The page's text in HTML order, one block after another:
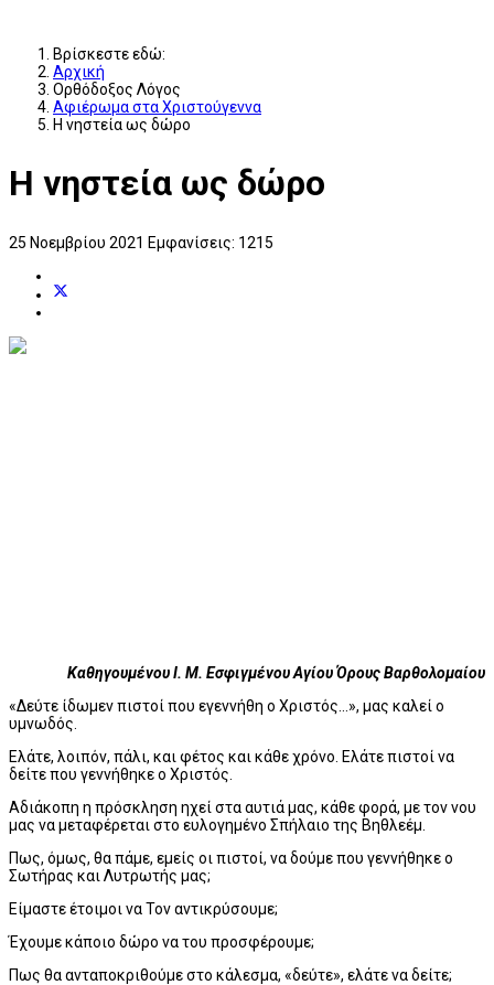
Βρίσκεστε εδώ:
Αρχική
Ορθόδοξος Λόγος
Αφιέρωμα στα Χριστούγεννα
Η νηστεία ως δώρο
Η νηστεία ως δώρο
25 Νοεμβρίου 2021 Εμφανίσεις: 1215
Καθηγουμένου Ι. Μ. Εσφιγμένου Αγίου Όρους Βαρθολομαίου
«Δεύτε ίδωμεν πιστοί που εγεννήθη ο Χριστός...», μας καλεί ο
υμνωδός.
Ελάτε, λοιπόν, πάλι, και φέτος και κάθε χρόνο. Ελάτε πιστοί να
δείτε που γεννήθηκε ο Χριστός.
Αδιάκοπη η πρόσκληση ηχεί στα αυτιά μας, κάθε φορά, με τον νου
μας να μεταφέρεται στο ευλογημένο Σπήλαιο της Βηθλεέμ.
Πως, όμως, θα πάμε, εμείς οι πιστοί, να δούμε που γεννήθηκε ο
Σωτήρας και Λυτρωτής μας;
Είμαστε έτοιμοι να Τον αντικρύσουμε;
Έχουμε κάποιο δώρο να του προσφέρουμε;
Πως θα ανταποκριθούμε στο κάλεσμα, «δεύτε», ελάτε να δείτε;